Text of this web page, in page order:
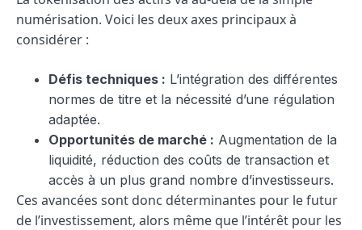
numérisation. Voici les deux axes principaux à
considérer :
Défis techniques : L’intégration des différentes
normes de titre et la nécessité d’une régulation
adaptée.
Opportunités de marché : Augmentation de la
liquidité, réduction des coûts de transaction et
accès à un plus grand nombre d’investisseurs.
Ces avancées sont donc déterminantes pour le futur
de l’investissement, alors même que l’intérêt pour les